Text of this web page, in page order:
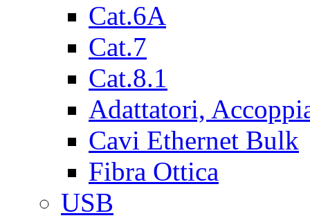
Cat.6A
Cat.7
Cat.8.1
Adattatori,
Cavi Ethernet Bulk
Fibra Ottica
USB